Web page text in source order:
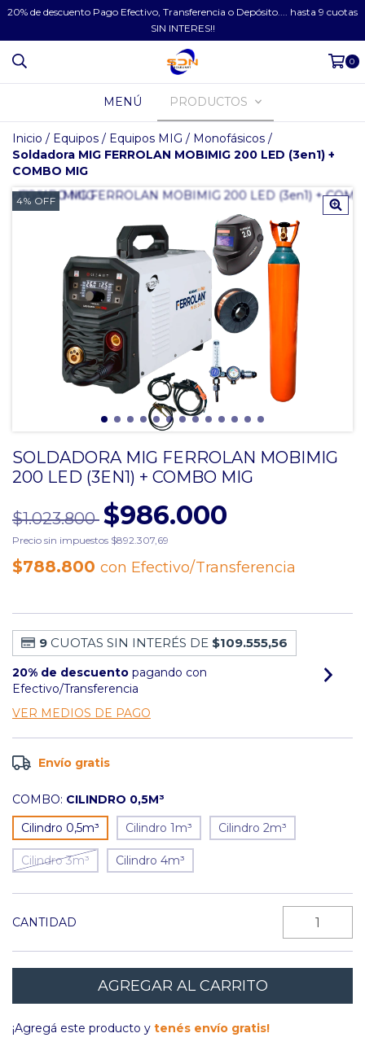
20% de descuento Pago Efectivo, Transferencia o Depósito.... hasta 9 cuotas
SIN INTERES!!
0
MENÚ PRODUCTOS
Inicio / Equipos / Equipos MIG / Monofásicos /
Soldadora MIG FERROLAN MOBIMIG 200 LED (3en1) +
COMBO MIG
4% OFF
SOLDADORA MIG FERROLAN MOBIMIG
200 LED (3EN1) + COMBO MIG
$1.023.800 $986.000
Precio sin impuestos $892.307,69
$788.800 con Efectivo/Transferencia
9 CUOTAS SIN INTERÉS DE $109.555,56
20% de descuento pagando con
Efectivo/Transferencia
VER MEDIOS DE PAGO
Envío gratis
COMBO: CILINDRO 0,5M³
Cilindro 0,5m³
Cilindro 1m³ Cilindro 2m³
Cilindro 3m³ Cilindro 4m³
CANTIDAD
¡Agregá este producto y tenés envío gratis!